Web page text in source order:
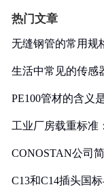
热门文章
无缝钢管的常用规
生活中常见的传感
PE100管材的含义
工业厂房载重标准
CONOSTAN公司
C13和C14插头国